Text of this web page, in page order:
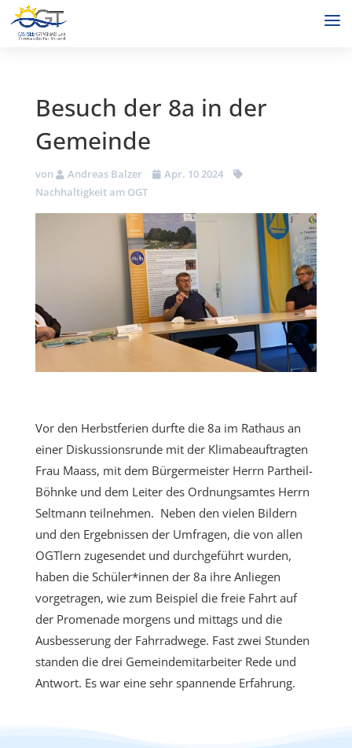
Besuch der 8a in der
Gemeinde
von Andreas Balzer
Apr. 10 2024
Nachhaltigkeit am OGT
Vor den Herbstferien durfte die 8a im Rathaus an
einer Diskussionsrunde mit der Klimabeauftragten
Frau Maass, mit dem Bürgermeister Herrn Partheil-
Böhnke und dem Leiter des Ordnungsamtes Herrn
Seltmann teilnehmen. Neben den vielen Bildern
und den Ergebnissen der Umfragen, die von allen
OGTlern zugesendet und durchgeführt wurden,
haben die Schüler*innen der 8a ihre Anliegen
vorgetragen, wie zum Beispiel die freie Fahrt auf
der Promenade morgens und mittags und die
Ausbesserung der Fahrradwege. Fast zwei Stunden
standen die drei Gemeindemitarbeiter Rede und
Antwort. Es war eine sehr spannende Erfahrung.